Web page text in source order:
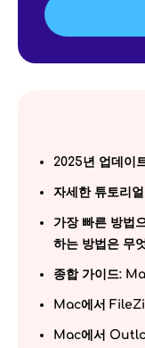
2025년 업데이
자세한 튜토리
가장 빠른 방법
하는 방법은 무
종합 가이드:
Mac에서
Mac에서